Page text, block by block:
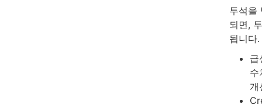
투석을
되면,
됩니다.
급
수
개